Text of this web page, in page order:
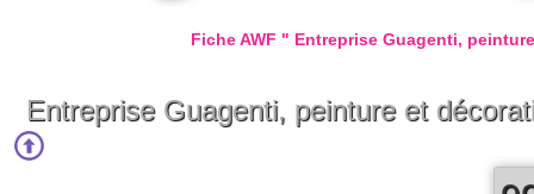
Fiche AWF " Entreprise Guagenti,
Entreprise Guagenti, peinture et